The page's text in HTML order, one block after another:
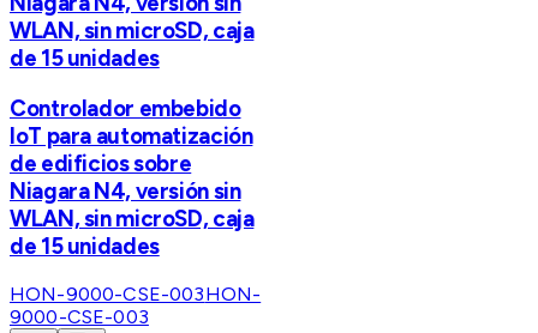
WLAN, sin microSD, caja
de 15 unidades
Controlador embebido
IoT para automatización
de edificios sobre
Niagara N4, versión sin
WLAN, sin microSD, caja
de 15 unidades
HON-9000-CSE-003HON-
9000-CSE-003